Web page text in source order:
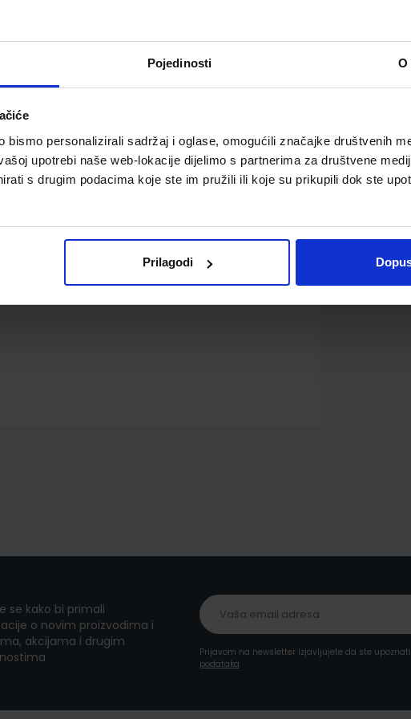
Pojedinosti O
bismo personalizirali sadržaj i oglase, omogućili značajke društvenih
upotrebi naše web-lokacije dijelimo s partnerima za društvene
s drugim podacima koje ste im pružili ili koje su prikupili dok ste
Prilagodi
gimnazije
se kako bi primali
o novim proizvodima i
akcijama i drugim
Prijavom na newsletter izjavljujete da ste
podataka